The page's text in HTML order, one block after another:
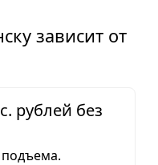
зависит от
рублей без